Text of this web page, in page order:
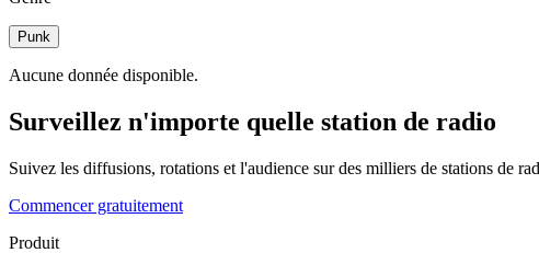
Punk
Aucune donnée disponible.
Surveillez n'importe quelle station de radio
Suivez les diffusions, rotations et l'audience sur des milliers de stations de
Commencer gratuitement
Produit